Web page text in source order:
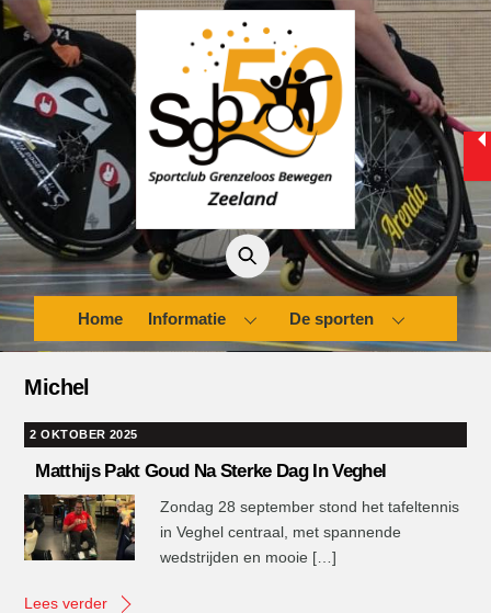
Skip
content
Home Informatie De sporten
Michel
2 OKTOBER 2025
Matthijs Pakt Goud Na Sterke Dag In Veghel
Zondag 28 september stond het tafeltennis
in Veghel centraal, met spannende
wedstrijden en mooie […]
Lees verder